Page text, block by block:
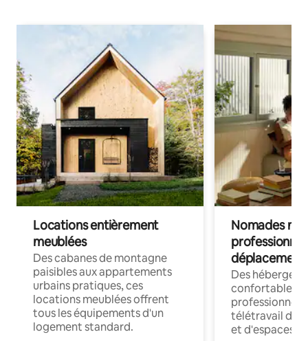
Locations entièrement
meublées
Des cabanes de montagne
paisibles aux appartements
urbains pratiques, ces
locations meublées offrent
tous les équipements d'un
logement standard.
Nomades
déplacement
Des
confortables
professionnels
télétravail
et d'espaces